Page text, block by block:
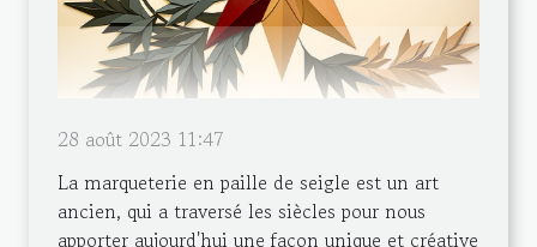
28 août 2023 11:47
La marqueterie en paille de seigle est un art
ancien, qui a traversé les siècles pour nous
apporter aujourd'hui une façon unique et créative